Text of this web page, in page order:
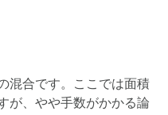
混合です。ここでは面積
が、やや手数がかかる論